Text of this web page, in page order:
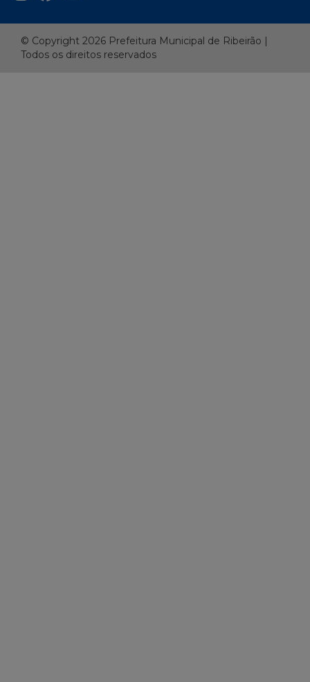
© Copyright 2026 Prefeitura Municipal de Ribeirão |
Todos os direitos reservados